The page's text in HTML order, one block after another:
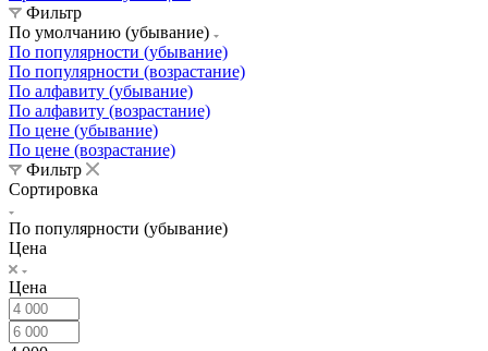
Фильтр
По умолчанию (убывание)
По популярности (убывание)
По популярности (возрастание)
По алфавиту (убывание)
По алфавиту (возрастание)
По цене (убывание)
По цене (возрастание)
Фильтр
Сортировка
По популярности (убывание)
Цена
Цена